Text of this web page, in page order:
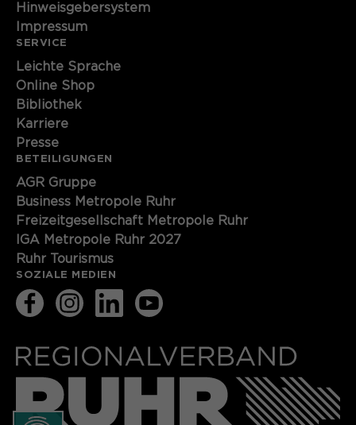
Hinweisgebersystem
Impressum
SERVICE
Leichte Sprache
Online Shop
Bibliothek
Karriere
Presse
BETEILIGUNGEN
AGR Gruppe
Business Metropole Ruhr
Freizeitgesellschaft Metropole Ruhr
IGA Metropole Ruhr 2027
Ruhr Tourismus
SOZIALE MEDIEN